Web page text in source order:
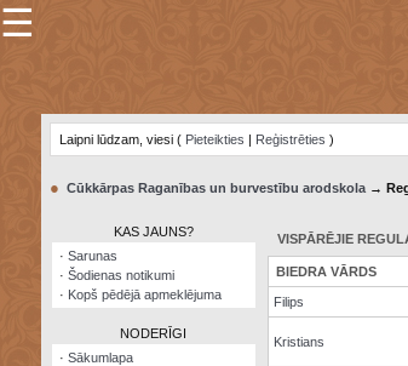
×
Šodienas
☰
Laipni lūdzam, viesi ( Pieteikties | Reģistrēties )
● Cūkkārpas Raganības un burvestību arodskola→
KAS JAUNS?
· Sarunas
· Šodienas notikumi
· Kopš pēdējā apmeklējuma
NODERĪGI
· Sākumlapa
VISPĀRĒJIE
BIEDRA VĀRDS
Filips
Kristians